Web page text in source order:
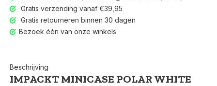
Gratis verzending vanaf €39,95
Gratis retourneren binnen 30 dagen
Bezoek één van onze winkels
Beschrijving
IMPACKT MINICASE POLAR WHITE